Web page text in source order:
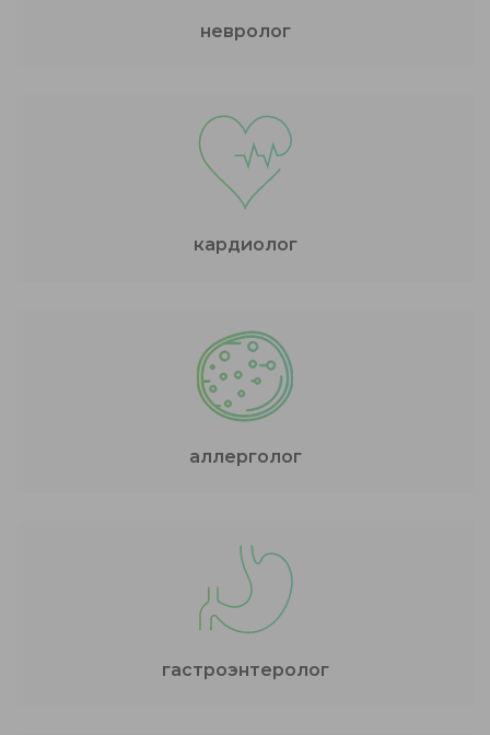
невролог
кардиолог
аллерголог
гастроэнтеролог